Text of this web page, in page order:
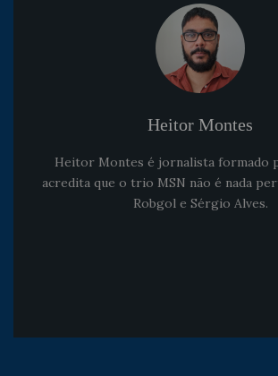
Heitor Montes
Heitor Montes é jornalista formado
acredita que o trio MSN não é nada
Robgol e Sérgio Alves.